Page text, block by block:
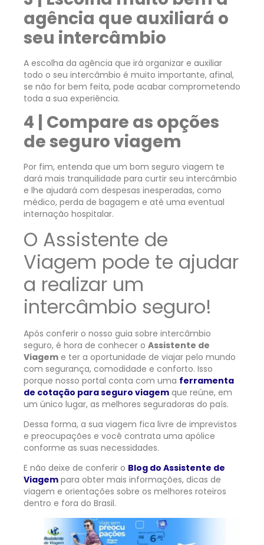
agência que auxiliará o
seu intercâmbio
A escolha da agência que irá organizar e auxiliar
todo o seu intercâmbio é muito importante, afinal,
se não for bem feita, pode acabar comprometendo
toda a sua experiência.
4 | Compare as opções
de seguro viagem
Por fim, entenda que um bom seguro viagem te
dará mais tranquilidade para curtir seu intercâmbio
e lhe ajudará com despesas inesperadas, como
médico, perda de bagagem e até uma eventual
internação hospitalar.
O Assistente de
Viagem pode te ajudar
a realizar um
intercâmbio seguro!
Após conferir o nosso guia sobre intercâmbio
seguro, é hora de conhecer o Assistente de
Viagem e ter a oportunidade de viajar pelo mundo
com segurança, comodidade e conforto. Isso
porque nosso portal conta com uma ferramenta
de cotação para seguro viagem que reúne, em
um único lugar, as melhores seguradoras do país.
Dessa forma, a sua viagem fica livre de imprevistos
e preocupações e você contrata uma apólice
conforme as suas necessidades.
E não deixe de conferir o Blog do Assistente de
Viagem para obter mais informações, dicas de
viagem e orientações sobre os melhores roteiros
dentro e fora do Brasil.